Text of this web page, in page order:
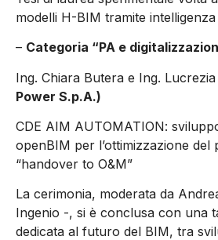
modelli H-BIM tramite
– Categoria “PA e
Ing. Chiara Butera e Ing.
Power S.p.A.)
CDE AIM AUTOMATION:
openBIM per l’ottimizzazione del
“handover to O&M”
La cerimonia, moderata da
Ingenio -, si è conclusa con una
dedicata al futuro del BIM, tra